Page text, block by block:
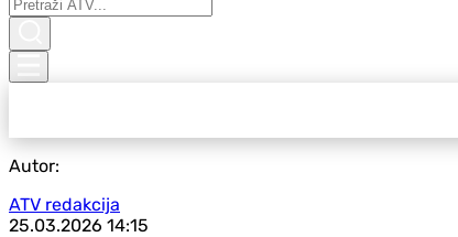
Autor:
ATV redakcija
25.03.2026 14:15